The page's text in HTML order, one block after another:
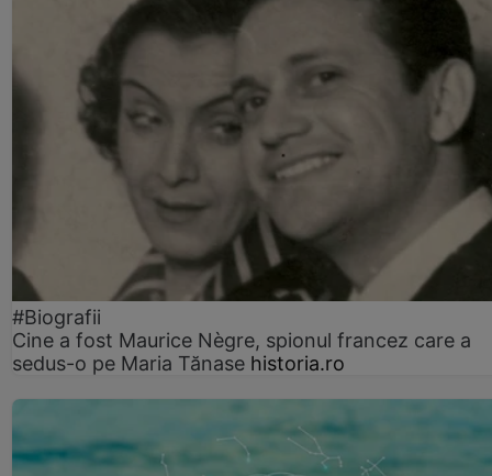
#Biografii
Cine a fost Maurice Nègre, spionul francez care a
sedus-o pe Maria Tănase historia.ro